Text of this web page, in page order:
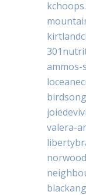
ammos-
valera-